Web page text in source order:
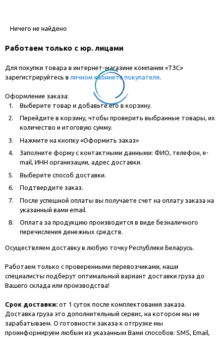
Ничего не найдено
Работаем только с юр. лицами
Для покупки товара в интернет-магазине компании «ТЗС»
зарегистрируйтесь в личном кабинете покупателя.
Оформление заказа:
Выберите товар и добавьте его в корзину.
Перейдите в корзину, чтобы проверить выбранные товары, их
количество и итоговую сумму.
Нажмите на кнопку «Оформить заказ»
Заполните форму с контактными данными: ФИО, телефон, e-
mail, ИНН организации, адрес доставки.
Выберите способ доставки.
Подтвердите заказ.
После успешной оплаты вы получаете счет на оплату заказа на
указанный вами email.
Оплата за продукцию производится в виде безналичного
перечисления денежных средств.
Осуществляем доставку в любую точку Республики Беларусь.
Работаем только с проверенными перевозчиками, наши
специалисты подберут оптимальный вариант доставки груза до
Вашего склада или производства!
Срок доставки: от 1 суток после комплектования заказа.
Доставка груза это дополнительный сервис, на котором мы не
зарабатываем. О готовности заказа к отгрузке мы
проинформируем любым из указанным Вами способов: SMS, Email,